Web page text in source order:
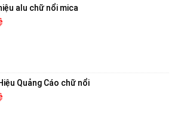
alu chữ nổi mica
Quảng Cáo chữ nổi